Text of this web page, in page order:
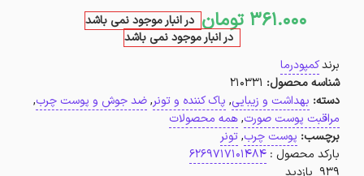
361.000 تومان در انبار موجود نمی باشد
در انبار موجود نمی باشد
برندکمپودرما
شناسه محصول: 210331
دسته: بهداشت و زیبایی, پاک کننده و تونر,ضد جوش و پوست چرب,
مراقبت پوست صورت,همه محصولات
برچسب: پوست چرب,تونر
بارکد محصول : 6269717101484
939 بازدید